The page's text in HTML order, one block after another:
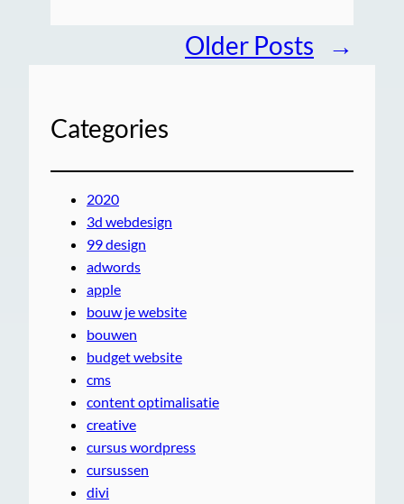
Older Posts →
Categories
2020
3d webdesign
99 design
adwords
apple
bouw je website
bouwen
budget website
cms
content optimalisatie
creative
cursus wordpress
cursussen
divi